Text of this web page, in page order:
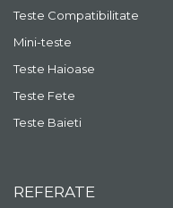
Teste Compatibilitate
Mini-teste
Teste Haioase
Teste Fete
Teste Baieti
REFERATE